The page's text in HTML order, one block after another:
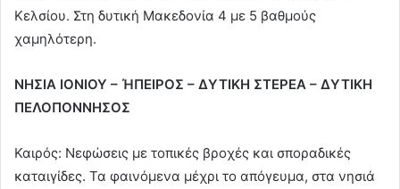
Κελσίου. Στη δυτική Μακεδονία 4 με 5 βαθμούς
χαμηλότερη.
ΝΗΣΙΑ ΙΟΝΙΟΥ – ΉΠΕΙΡΟΣ – ΔΥΤΙΚΗ ΣΤΕΡΕΑ – ΔΥΤΙΚΗ
ΠΕΛΟΠΟΝΝΗΣΟΣ
Καιρός: Νεφώσεις με τοπικές βροχές και σποραδικές
καταιγίδες. Τα φαινόμενα μέχρι το απόγευμα, στα νησιά